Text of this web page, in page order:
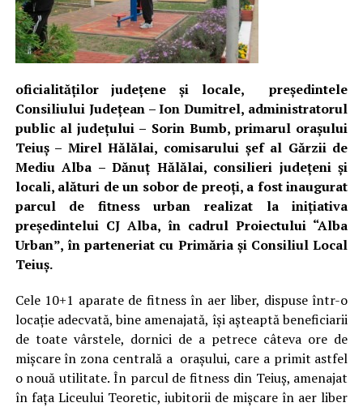
oficialităţilor judeţene şi locale, preşedintele
Consiliului Judeţean – Ion Dumitrel, administratorul
public al judeţului – Sorin Bumb, primarul oraşului
Teiuş – Mirel Hălălai, comisarului şef al Gărzii de
Mediu Alba – Dănuţ Hălălai, consilieri judeţeni şi
locali, alături de un sobor de preoţi, a fost inaugurat
parcul de fitness urban realizat la iniţiativa
preşedintelui CJ Alba, în cadrul Proiectului “Alba
Urban”, în parteneriat cu Primăria şi Consiliul Local
Teiuş.
Cele 10+1 aparate de fitness în aer liber, dispuse într-o
locaţie adecvată, bine amenajată, îşi aşteaptă beneficiarii
de toate vârstele, dornici de a petrece câteva ore de
mişcare în zona centrală a oraşului, care a primit astfel
o nouă utilitate. În parcul de fitness din Teiuş, amenajat
în faţa Liceului Teoretic, iubitorii de mişcare în aer liber